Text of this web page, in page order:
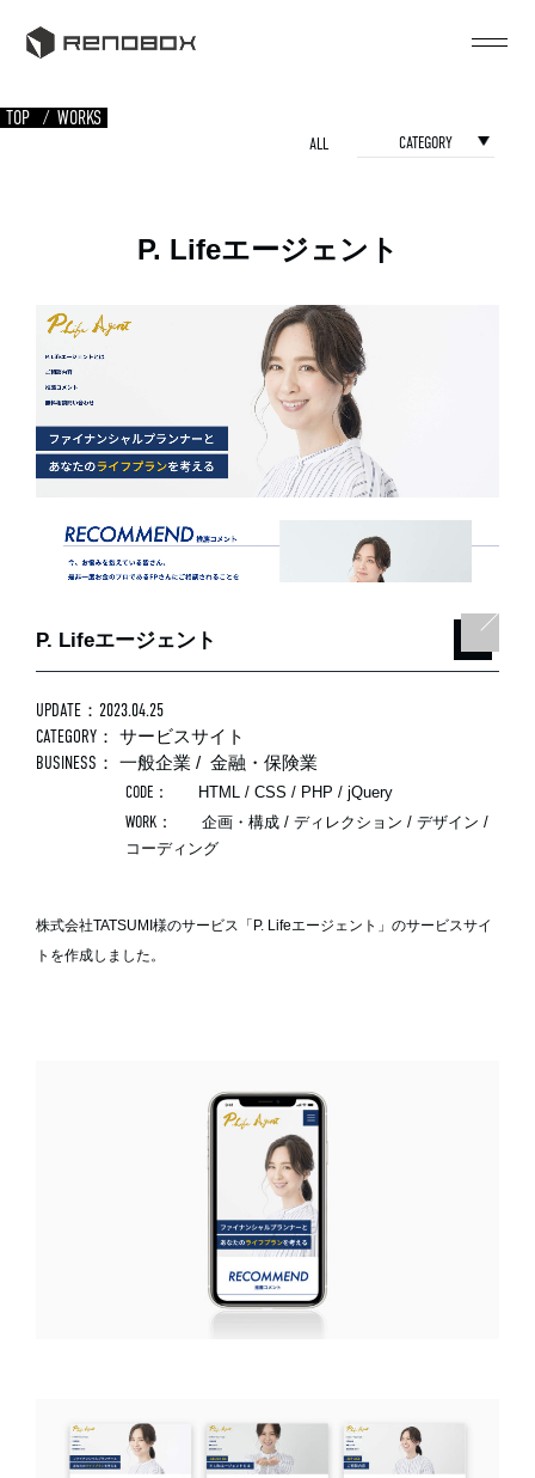
TOP WORKS
ALL CATEGORY
P. Lifeエージェント
P. Lifeエージェント
UPDATE：2023.04.25
CATEGORY：
サービスサイト
BUSINESS：
一般企業 / 金融・保険業
CODE： HTML / CSS / PHP / jQuery
WORK：
企画・構成 / ディレクション / デザイン /
コーディング
株式会社TATSUMI様のサービス「P. Lifeエージェント」のサービスサイ
トを作成しました。